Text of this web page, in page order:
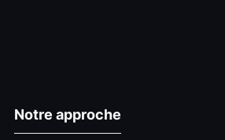
Notre approche